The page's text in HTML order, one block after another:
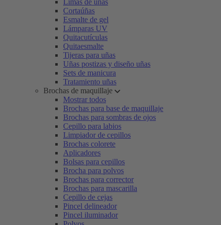
Limas de uñas
Cortaúñas
Esmalte de gel
Lámparas UV
Quitacutículas
Quitaesmalte
Tijeras para uñas
Uñas postizas y diseño uñas
Sets de manicura
Tratamiento uñas
Brochas de maquillaje
Mostrar todos
Brochas para base de maquillaje
Brochas para sombras de ojos
Cepillo para labios
Limpiador de cepillos
Brochas colorete
Aplicadores
Bolsas para cepillos
Brocha para polvos
Brochas para corrector
Brochas para mascarilla
Cepillo de cejas
Pincel delineador
Pincel iluminador